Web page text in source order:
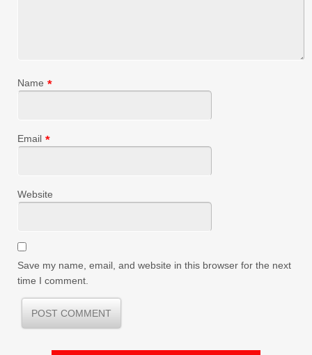
Name *
Email *
Website
Save my name, email, and website in this browser for the next
time I comment.